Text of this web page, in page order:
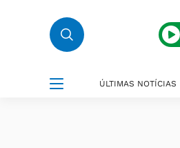
ÚLTIMAS NOTÍCIAS